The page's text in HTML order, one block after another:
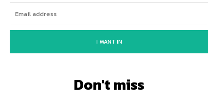
I WANT IN
Don't miss